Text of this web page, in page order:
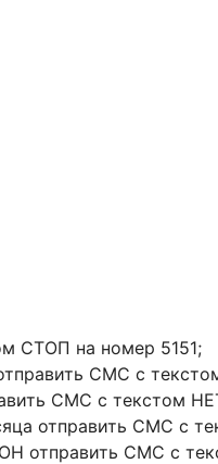
СТОП на номер 5151;
СМС с
СМС с текстом
отправить СМС с
СМС с